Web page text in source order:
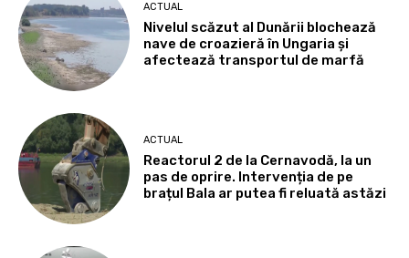
ACTUAL
Nivelul scăzut al Dunării blochează
nave de croazieră în Ungaria și
afectează transportul de marfă
ACTUAL
Reactorul 2 de la Cernavodă, la un
pas de oprire. Intervenția de pe
brațul Bala ar putea fi reluată astăzi